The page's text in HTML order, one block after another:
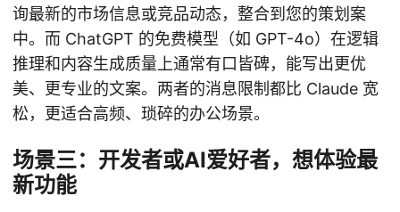
询最新的市场信息或竞品动态，整合到您的策划案
中。而 ChatGPT 的免费模型（如 GPT-4o）在逻辑
推理和内容生成质量上通常有口皆碑，能写出更优
美、更专业的文案。两者的消息限制都比 Claude 宽
松，更适合高频、琐碎的办公场景。
场景三：开发者或AI爱好者，想体验最
新功能